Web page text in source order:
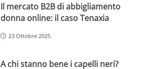
Il mercato B2B di abbigliamento
donna online: il caso Tenaxia
23 Ottobre 2025
A chi stanno bene i capelli neri?